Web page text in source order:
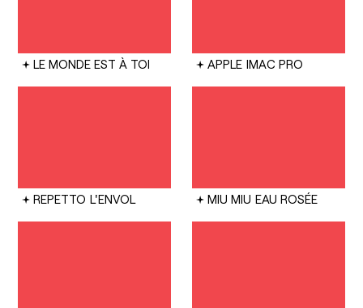
LE MONDE EST À TOI APPLE IMAC PRO
REPETTO L'ENVOL MIU MIU EAU ROSÉE